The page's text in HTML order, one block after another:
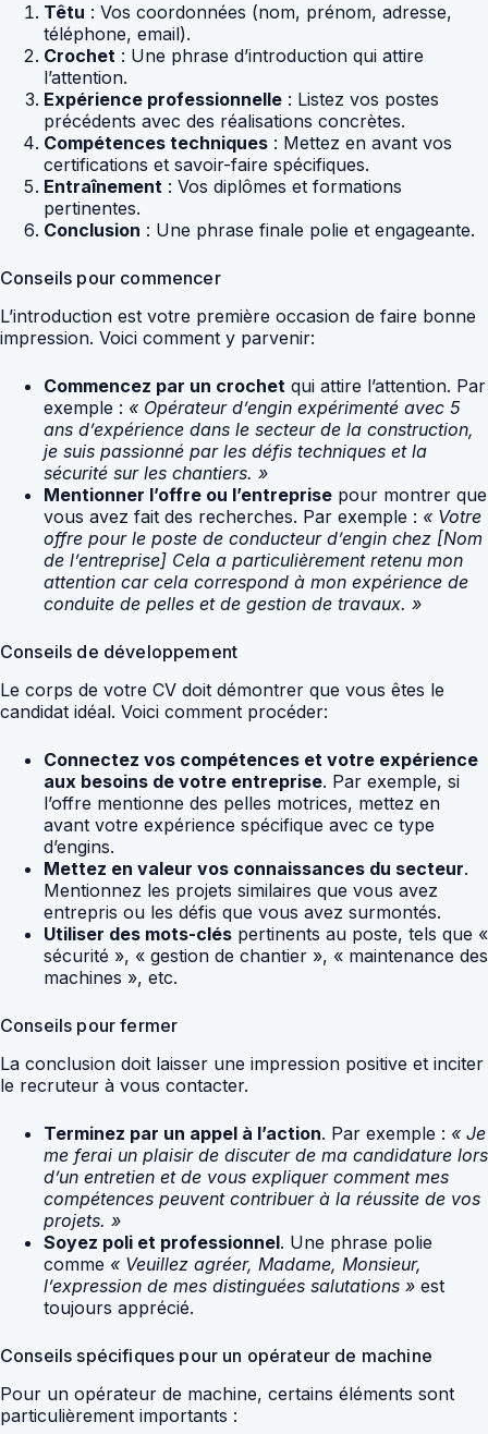
Têtu : Vos coordonnées (nom, prénom, adresse,
téléphone, email).
Crochet : Une phrase d’introduction qui attire
l’attention.
Expérience professionnelle : Listez vos postes
précédents avec des réalisations concrètes.
Compétences techniques : Mettez en avant vos
certifications et savoir-faire spécifiques.
Entraînement : Vos diplômes et formations
pertinentes.
Conclusion : Une phrase finale polie et engageante.
Conseils pour commencer
L’introduction est votre première occasion de faire bonne
impression. Voici comment y parvenir:
Commencez par un crochet qui attire l’attention. Par
exemple : « Opérateur d’engin expérimenté avec 5
ans d’expérience dans le secteur de la construction,
je suis passionné par les défis techniques et la
sécurité sur les chantiers. »
Mentionner l’offre ou l’entreprise pour montrer que
vous avez fait des recherches. Par exemple : « Votre
offre pour le poste de conducteur d’engin chez [Nom
de l’entreprise] Cela a particulièrement retenu mon
attention car cela correspond à mon expérience de
conduite de pelles et de gestion de travaux. »
Conseils de développement
Le corps de votre CV doit démontrer que vous êtes le
candidat idéal. Voici comment procéder:
Connectez vos compétences et votre expérience
aux besoins de votre entreprise. Par exemple, si
l’offre mentionne des pelles motrices, mettez en
avant votre expérience spécifique avec ce type
d’engins.
Mettez en valeur vos connaissances du secteur.
Mentionnez les projets similaires que vous avez
entrepris ou les défis que vous avez surmontés.
Utiliser des mots-clés pertinents au poste, tels que «
sécurité », « gestion de chantier », « maintenance des
machines », etc.
Conseils pour fermer
La conclusion doit laisser une impression positive et inciter
le recruteur à vous contacter.
Terminez par un appel à l’action. Par exemple : « Je
me ferai un plaisir de discuter de ma candidature lors
d’un entretien et de vous expliquer comment mes
compétences peuvent contribuer à la réussite de vos
projets. »
Soyez poli et professionnel. Une phrase polie
comme « Veuillez agréer, Madame, Monsieur,
l’expression de mes distinguées salutations » est
toujours apprécié.
Conseils spécifiques pour un opérateur de machine
Pour un opérateur de machine, certains éléments sont
particulièrement importants :